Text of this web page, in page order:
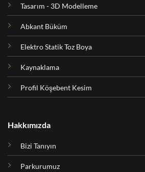
Tasarım - 3D Modelleme
Abkant Büküm
Elektro Statik Toz Boya
Kaynaklama
Profil Köşebent Kesim
Hakkımızda
Bizi Tanıyın
Parkurumuz